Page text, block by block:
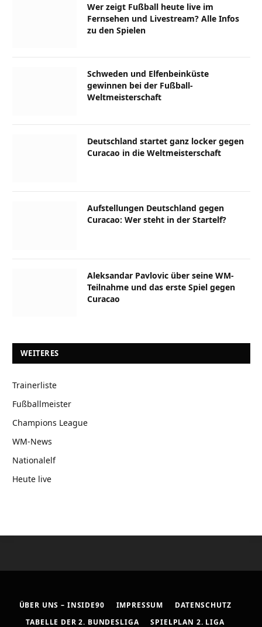
Wer zeigt Fußball heute live im
Fernsehen und Livestream? Alle Infos
zu den Spielen
Schweden und Elfenbeinküste
gewinnen bei der Fußball-
Weltmeisterschaft
Deutschland startet ganz locker gegen
Curacao in die Weltmeisterschaft
Aufstellungen Deutschland gegen
Curacao: Wer steht in der Startelf?
Aleksandar Pavlovic über seine WM-
Teilnahme und das erste Spiel gegen
Curacao
WEITERES
Trainerliste
Fußballmeister
Champions League
WM-News
Nationalelf
Heute live
ÜBER UNS – INSIDE90 IMPRESSUM
DATENSCHUTZ
TABELLE DER 2. BUNDESLIGA
SPIELPLAN 2. LIGA